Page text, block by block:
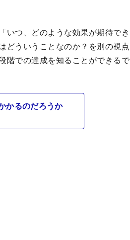
いつ、どのような効果が期待でき
どういうことなのか？を別の視点
階での達成を知ることができるで
かるのだろうか